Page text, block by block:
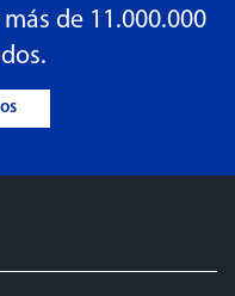
de 11.000.000